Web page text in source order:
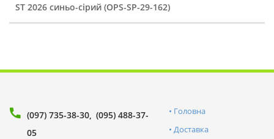
ST 2026 синьо-сірий (OPS-SP-29-162)
(097) 735-38-30 (095) 488-37-
05
Головна
Доставка